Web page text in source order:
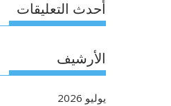
أحدث التعليقات
الأرشيف
يوليو 2026